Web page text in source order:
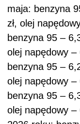
maja: benzyna
zł, olej
benzyna 95 –
olej napędowy –
benzyna 95 –
olej napędowy –
benzyna 95 –
olej napędowy –